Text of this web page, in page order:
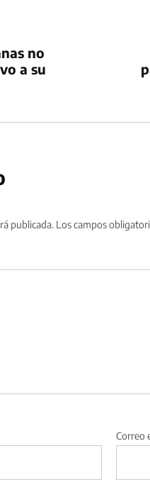
no
a su
publicada. Los campos
Correo